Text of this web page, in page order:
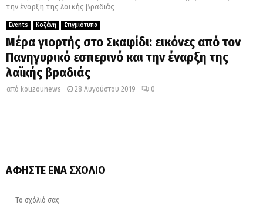
την έναρξη της λαϊκής βραδιάς
Events Κοζάνη Στιγμιότυπα
Μέρα γιορτής στο Σκαφίδι: εικόνες από τον
Πανηγυρικό εσπερινό και την έναρξη της
λαϊκής βραδιάς
από kouzounews 28 Αυγούστου 2019 0
ΑΦΉΣΤΕ ΈΝΑ ΣΧΌΛΙΟ